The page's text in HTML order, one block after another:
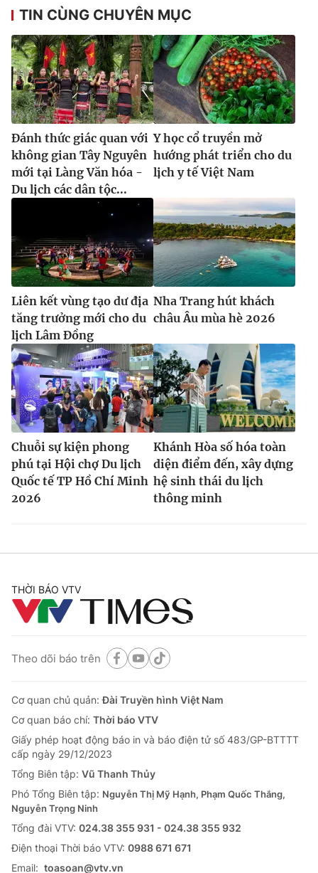
TIN CÙNG CHUYÊN MỤC
Đánh thức giác quan với
không gian Tây Nguyên
mới tại Làng Văn hóa -
Du lịch các dân tộc...
Y học cổ truyền mở
hướng phát triển cho du
lịch y tế Việt Nam
Liên kết vùng tạo dư địa
tăng trưởng mới cho du
lịch Lâm Đồng
Nha Trang hút khách
châu Âu mùa hè 2026
Chuỗi sự kiện phong
phú tại Hội chợ Du lịch
Quốc tế TP Hồ Chí Minh
2026
Khánh Hòa số hóa toàn
diện điểm đến, xây dựng
hệ sinh thái du lịch
thông minh
THỜI BÁO VTV
Theo dõi báo trên
Cơ quan chủ quản:Đài Truyền hình Việt Nam
Cơ quan báo chí: Thời báo VTV
Giấy phép hoạt động báo in và báo điện tử số 483/GP-BTTTT
cấp ngày 29/12/2023
Tổng Biên tập: Vũ Thanh Thủy
Phó Tổng Biên tập: Nguyễn Thị Mỹ Hạnh, Phạm Quốc Thắng,
Nguyễn Trọng Ninh
Tổng đài VTV: 024.38 355 931 - 024.38 355 932
Ðiện thoại Thời báo VTV: 0988 671 671
Email: toasoan@vtv.vn